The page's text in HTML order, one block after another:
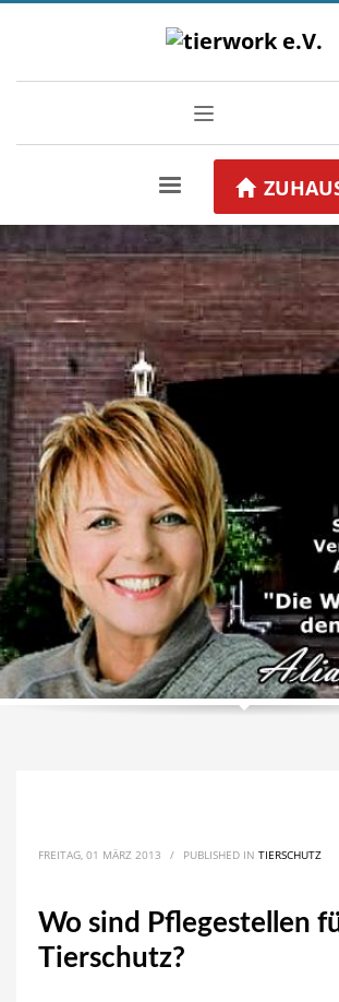
FREITAG, 01 MÄRZ 2013 / PUBLISHED IN TIERSCHUTZ
Wo sind Pflegestellen
Tierschutz?